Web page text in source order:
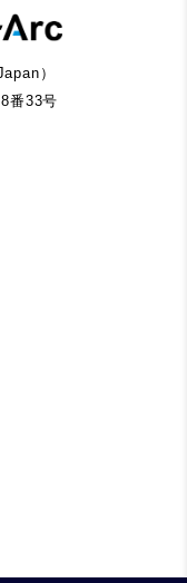
）
番33号